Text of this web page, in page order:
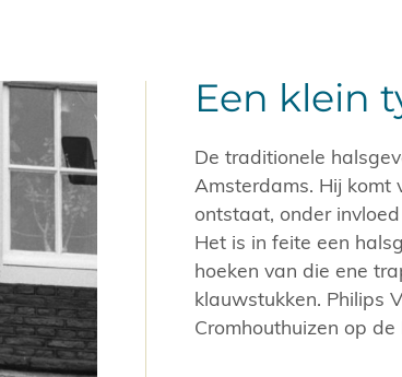
Een klein
De traditionele
Amsterdams. Hij
ontstaat, onder
Het is in feite een
hoeken van die ene
klauwstukken. Philips
Cromhouthuizen op